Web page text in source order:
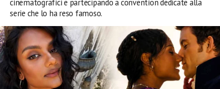
cinematografici e partecipando a convention dedicate alla
serie che lo ha reso famoso.